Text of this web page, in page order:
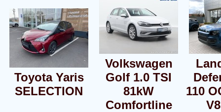
Toyota Yaris
SELECTION
Volkswagen
Golf 1.0 TSI
81kW
Comfortline
110